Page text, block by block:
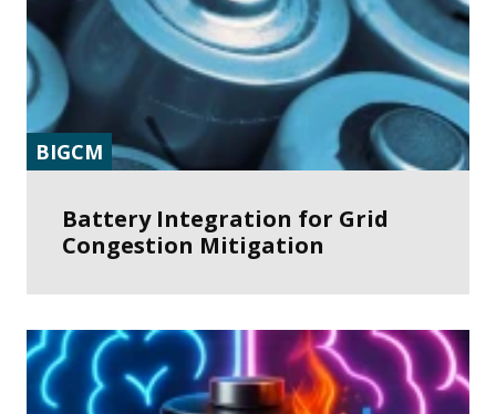
BIGCM
Battery Integration for Grid
Congestion Mitigation